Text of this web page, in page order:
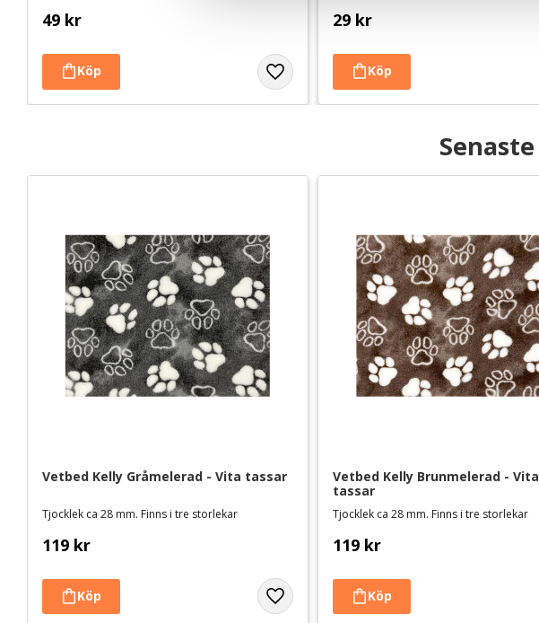
49 kr 29 kr
Vetbed Kelly Gråmelerad - Vita tassar
Tjocklek ca 28 mm. Finns i tre storlekar
119 kr
Vetbed Kelly Brunmelerad - Vita
tassar
Tjocklek ca 28 mm. Finns i tre storlekar
119 kr